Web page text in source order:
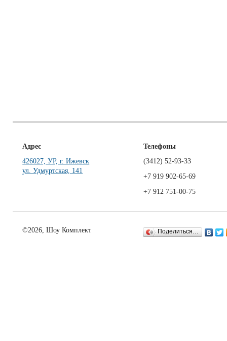
Адрес
426027, УР, г. Ижевск
ул. Удмуртская, 141
Телефоны
(3412) 52-93-33
+7 919 902-65-69
+7 912 751-00-75
©2026, Шоу Комплект Поделиться…